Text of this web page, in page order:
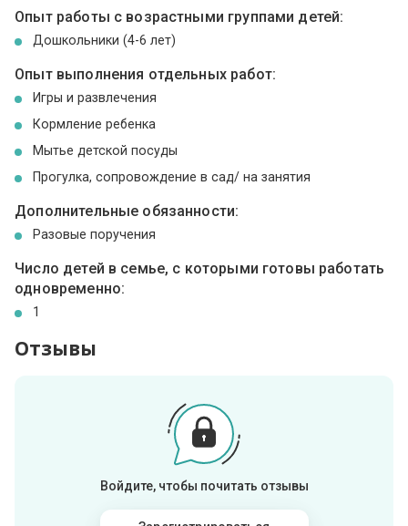
Опыт работы с возрастными группами детей:
Дошкольники (4-6 лет)
Опыт выполнения отдельных работ:
Игры и развлечения
Кормление ребенка
Мытье детской посуды
Прогулка, сопровождение в сад/ на занятия
Дополнительные обязанности:
Разовые поручения
Число детей в семье, с которыми готовы работать
одновременно:
1
Отзывы
Войдите, чтобы почитать отзывы